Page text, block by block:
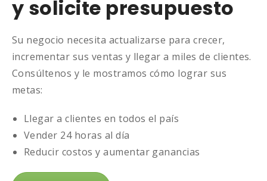
y solicite presupuesto
Su negocio necesita actualizarse para crecer,
incrementar sus ventas y llegar a miles de clientes.
Consúltenos y le mostramos cómo lograr sus
metas:
Llegar a clientes en todos el país
Vender 24 horas al día
Reducir costos y aumentar ganancias